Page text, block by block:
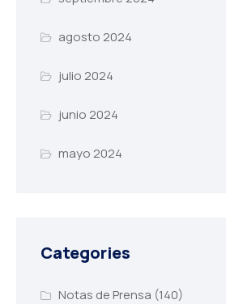
agosto 2024
julio 2024
junio 2024
mayo 2024
Categories
Notas de Prensa (140)